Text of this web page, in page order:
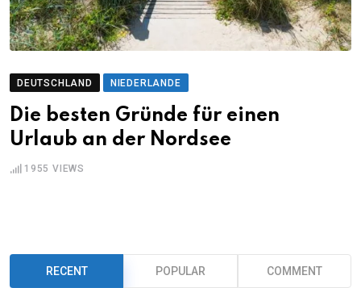
DEUTSCHLAND NIEDERLANDE
Die besten Gründe für einen
Urlaub an der Nordsee
1955 VIEWS
RECENT POPULAR COMMENT